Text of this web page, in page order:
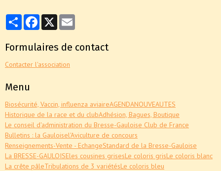
PartagerFacebook
X
Formulaires de contact
Contacter l'association
Menu
Biosécurité, Vaccin, influenza aviaireAGENDANOUVEAUTES
Historique de la race et du clubAdhésion, Bagues, Boutique
Le conseil d'administration du Bresse-Gauloise Club de France
Bulletins : la Gauloisel'Aviculture de concours
Renseignements-Vente - EchangeStandard de la Bresse-Gauloise
La BRESSE-GAULOISEles cousines grisesLe coloris grisLe coloris blanc
La crête pâleTribulations de 3 variétésLe coloris bleu